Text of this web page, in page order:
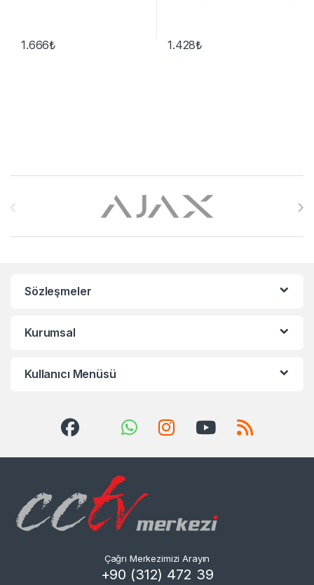
1.666₺ 1.428₺
Sözleşmeler
Kurumsal
Kullanıcı Menüsü
Çağrı Merkezimizi Arayın
+90 (312) 472 39